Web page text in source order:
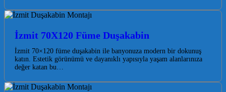
İzmit 70X120 Füme Duşakabin
İzmit 70×120 füme duşakabin ile banyonuza modern bir dokunuş
katın. Estetik görünümü ve dayanıklı yapısıyla yaşam alanlarınıza
değer katan bu…